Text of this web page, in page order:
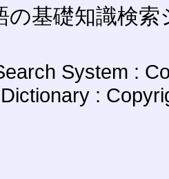
の基礎知識検索
System :
Dictionary :